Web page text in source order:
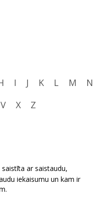
I J K L M
N
V X Z
ar saistaudu,
iekaisumu un kam ir